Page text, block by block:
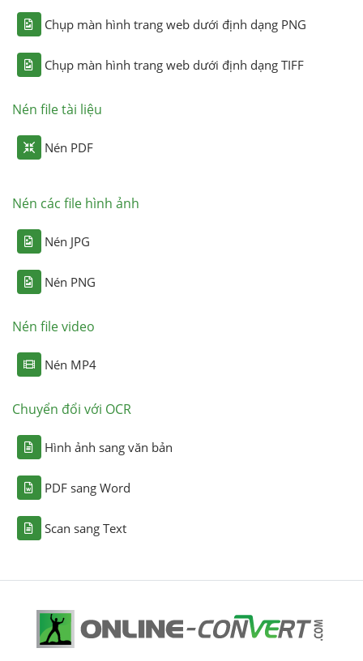
Chụp màn hình trang web dưới định dạng PNG
Chụp màn hình trang web dưới định dạng TIFF
Nén file tài liệu
Nén PDF
Nén các file hình ảnh
Nén JPG
Nén PNG
Nén file video
Nén MP4
Chuyển đổi với OCR
Hình ảnh sang văn bản
PDF sang Word
Scan sang Text